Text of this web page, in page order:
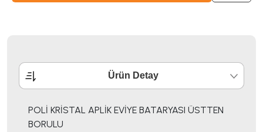
Ürün Detay
POLİ KRİSTAL APLİK EVİYE BATARYASI ÜSTTEN
BORULU